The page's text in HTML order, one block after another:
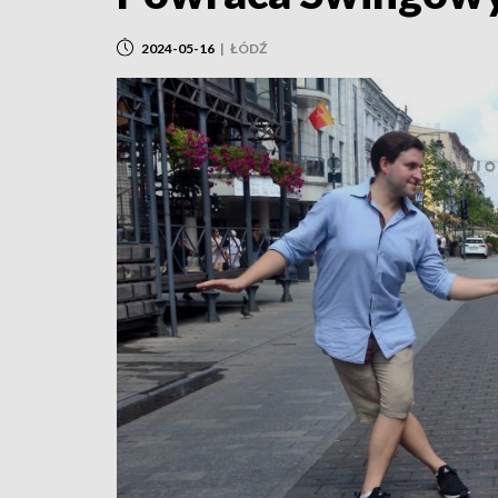
2024-05-16 | ŁÓDŹ